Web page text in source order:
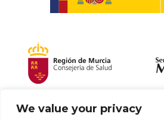
We value your privacy